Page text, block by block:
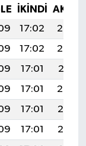
İKINDI
17:02
20:23
17:02
20:22
17:01
20:21
17:01
20:20
17:01
20:19
17:01
20:19